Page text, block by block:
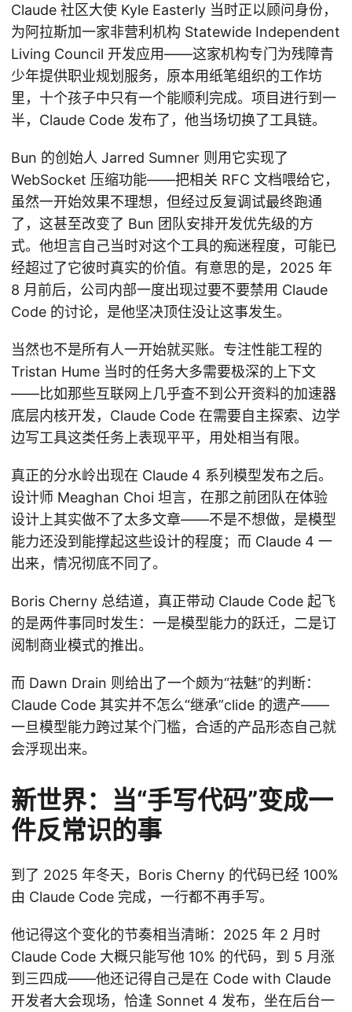
Claude 社区大使 Kyle Easterly 当时正以顾问身份，
为阿拉斯加一家非营利机构 Statewide Independent
Living Council 开发应用——这家机构专门为残障青
少年提供职业规划服务，原本用纸笔组织的工作坊
里，十个孩子中只有一个能顺利完成。项目进行到一
半，Claude Code 发布了，他当场切换了工具链。
Bun 的创始人 Jarred Sumner 则用它实现了
WebSocket 压缩功能——把相关 RFC 文档喂给它，
虽然一开始效果不理想，但经过反复调试最终跑通
了，这甚至改变了 Bun 团队安排开发优先级的方
式。他坦言自己当时对这个工具的痴迷程度，可能已
经超过了它彼时真实的价值。有意思的是，2025 年
8 月前后，公司内部一度出现过要不要禁用 Claude
Code 的讨论，是他坚决顶住没让这事发生。
当然也不是所有人一开始就买账。专注性能工程的
Tristan Hume 当时的任务大多需要极深的上下文
——比如那些互联网上几乎查不到公开资料的加速器
底层内核开发，Claude Code 在需要自主探索、边学
边写工具这类任务上表现平平，用处相当有限。
真正的分水岭出现在 Claude 4 系列模型发布之后。
设计师 Meaghan Choi 坦言，在那之前团队在体验
设计上其实做不了太多文章——不是不想做，是模型
能力还没到能撑起这些设计的程度；而 Claude 4 一
出来，情况彻底不同了。
Boris Cherny 总结道，真正带动 Claude Code 起飞
的是两件事同时发生：一是模型能力的跃迁，二是订
阅制商业模式的推出。
而 Dawn Drain 则给出了一个颇为“祛魅”的判断：
Claude Code 其实并不怎么“继承”clide 的遗产——
一旦模型能力跨过某个门槛，合适的产品形态自己就
会浮现出来。
新世界：当“手写代码”变成一
件反常识的事
到了 2025 年冬天，Boris Cherny 的代码已经 100%
由 Claude Code 完成，一行都不再手写。
他记得这个变化的节奏相当清晰：2025 年 2 月时
Claude Code 大概只能写他 10% 的代码，到 5 月涨
到三四成——他还记得自己是在 Code with Claude
开发者大会现场，恰逢 Sonnet 4 发布，坐在后台一